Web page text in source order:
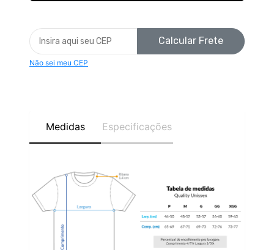
Calcular Frete
Não sei meu CEP
Medidas Especificações